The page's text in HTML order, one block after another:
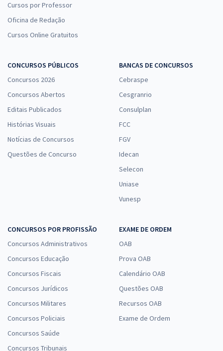
Cursos por Professor
Oficina de Redação
Cursos Online Gratuitos
CONCURSOS PÚBLICOS
Concursos 2026
Concursos Abertos
Editais Publicados
Histórias Visuais
Notícias de Concursos
Questões de Concurso
BANCAS DE CONCURSOS
Cebraspe
Cesgranrio
Consulplan
FCC
FGV
Idecan
Selecon
Uniase
Vunesp
CONCURSOS POR PROFISSÃO
Concursos Administrativos
Concursos Educação
Concursos Fiscais
Concursos Jurídicos
Concursos Militares
Concursos Policiais
Concursos Saúde
Concursos Tribunais
EXAME DE ORDEM
OAB
Prova OAB
Calendário OAB
Questões OAB
Recursos OAB
Exame de Ordem